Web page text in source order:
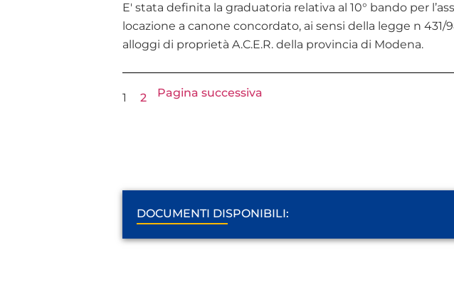
E' stata definita la graduatoria relativa al 10° bando per
locazione a canone concordato, ai sensi della legge n 431/
alloggi di proprietà A.C.E.R. della provincia di Modena.
1 2 Pagina successiva
DOCUMENTI DISPONIBILI: